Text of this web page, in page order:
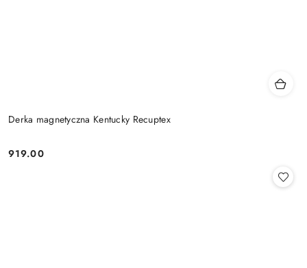
Derka magnetyczna Kentucky Recuptex
Cena:
919.00